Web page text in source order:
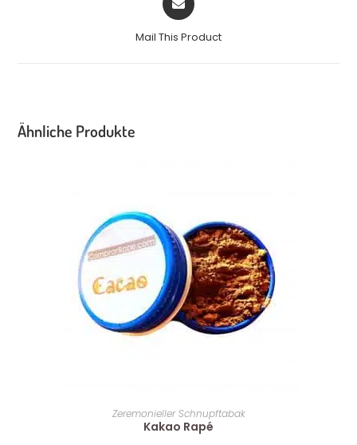
Mail This Product
Ähnliche Produkte
IN DEN WARENKORB
Zeremonieller Schnupftabak
Kakao Rapé